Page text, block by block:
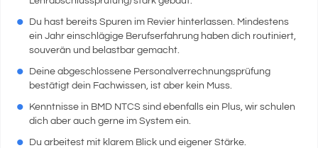
Du hast bereits Spuren im Revier hinterlassen. Mindestens
ein Jahr einschlägige Berufserfahrung haben dich routiniert,
souverän und belastbar gemacht.
Deine abgeschlossene Personalverrechnungsprüfung
bestätigt dein Fachwissen, ist aber kein Muss.
Kenntnisse in BMD NTCS sind ebenfalls ein Plus, wir schulen
dich aber auch gerne im System ein.
Du arbeitest mit klarem Blick und eigener Stärke.